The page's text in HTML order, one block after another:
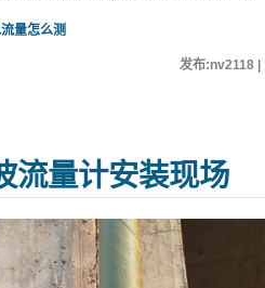
量怎么测
发布:nv2118 |
流量计安装现场